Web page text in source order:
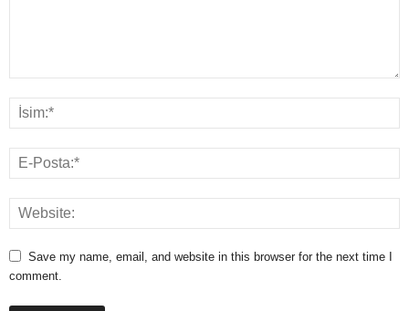
Save my name, email, and website in this browser for the next time I
comment.